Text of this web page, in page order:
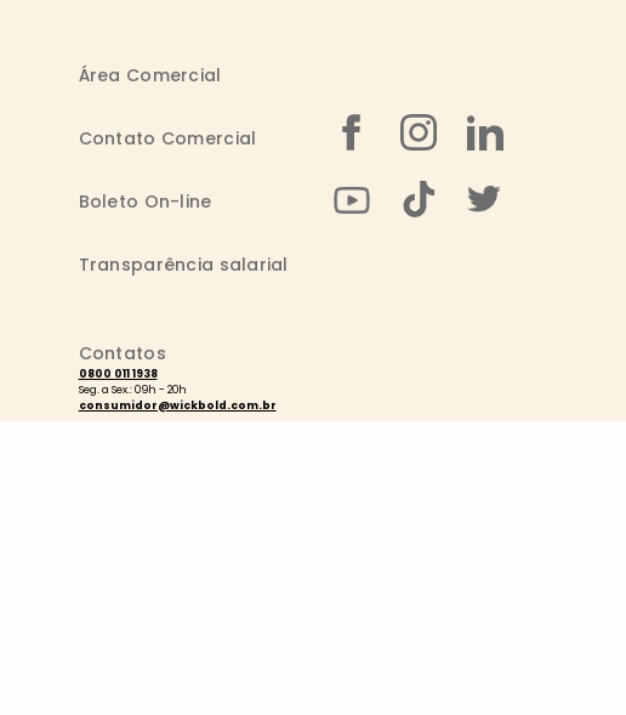
Área Comercial
Contato Comercial
Boleto On-line
Transparência salarial
Contatos
0800 011 1938
Seg. a Sex.: 09h - 20h
consumidor@wickbold.com.br